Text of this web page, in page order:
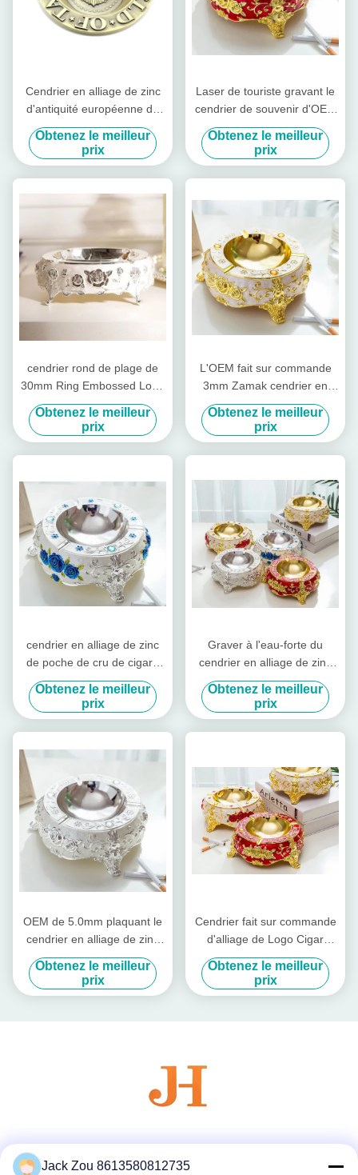
Cendrier en alliage de zinc
d'antiquité européenne de
style de L149.5mm
Obtenez le meilleur
prix
Laser de touriste gravant le
cendrier de souvenir d'OEM
L149.5mm
Obtenez le meilleur
prix
cendrier rond de plage de
30mm Ring Embossed Logo
Metal Cigar
Obtenez le meilleur
prix
L'OEM fait sur commande
3mm Zamak cendrier en
alliage de zinc de moulage
mécanique sous pression
Obtenez le meilleur
prix
cendrier en alliage de zinc
de poche de cru de cigare
de cadeau de souvenir de
4mm
Obtenez le meilleur
prix
Graver à l'eau-forte du
cendrier en alliage de zinc
de cigarette de coupe de
bord
Obtenez le meilleur
prix
OEM de 5.0mm plaquant le
cendrier en alliage de zinc
de cigare antique
Obtenez le meilleur
prix
Cendrier fait sur commande
d'alliage de Logo Cigar
Individual Retro Zinc
Obtenez le meilleur
prix
Jack Zou 8613580812735